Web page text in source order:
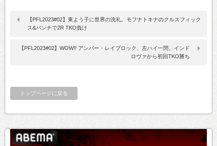
【PFL2023#02】東よう子に世界の洗礼。モフナトキナのクルスフィック
ス&パンチで2R TKO負け
【PFL2023#02】WOW!! アンバー・レイブロック、左ハイ一閃。インド
ロヴァから初回TKO勝ち
トップページに戻る